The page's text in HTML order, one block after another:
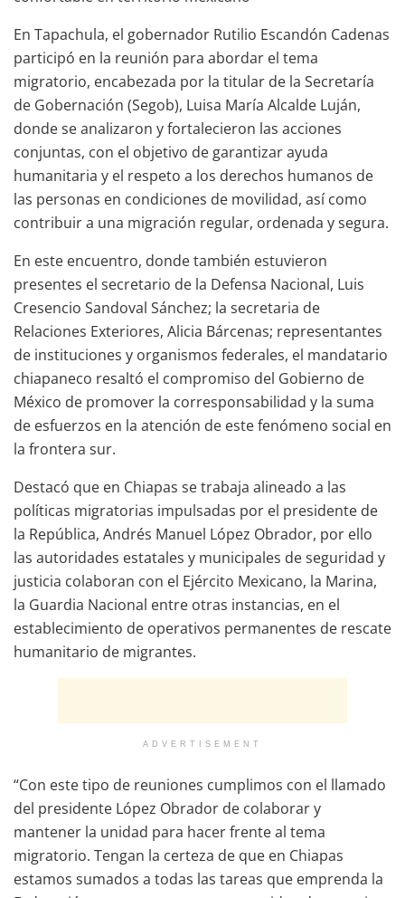
En Tapachula, el gobernador Rutilio Escandón Cadenas
participó en la reunión para abordar el tema
migratorio, encabezada por la titular de la Secretaría
de Gobernación (Segob), Luisa María Alcalde Luján,
donde se analizaron y fortalecieron las acciones
conjuntas, con el objetivo de garantizar ayuda
humanitaria y el respeto a los derechos humanos de
las personas en condiciones de movilidad, así como
contribuir a una migración regular, ordenada y segura.
En este encuentro, donde también estuvieron
presentes el secretario de la Defensa Nacional, Luis
Cresencio Sandoval Sánchez; la secretaria de
Relaciones Exteriores, Alicia Bárcenas; representantes
de instituciones y organismos federales, el mandatario
chiapaneco resaltó el compromiso del Gobierno de
México de promover la corresponsabilidad y la suma
de esfuerzos en la atención de este fenómeno social en
la frontera sur.
Destacó que en Chiapas se trabaja alineado a las
políticas migratorias impulsadas por el presidente de
la República, Andrés Manuel López Obrador, por ello
las autoridades estatales y municipales de seguridad y
justicia colaboran con el Ejército Mexicano, la Marina,
la Guardia Nacional entre otras instancias, en el
establecimiento de operativos permanentes de rescate
humanitario de migrantes.
ADVERTISEMENT
“Con este tipo de reuniones cumplimos con el llamado
del presidente López Obrador de colaborar y
mantener la unidad para hacer frente al tema
migratorio. Tengan la certeza de que en Chiapas
estamos sumados a todas las tareas que emprenda la